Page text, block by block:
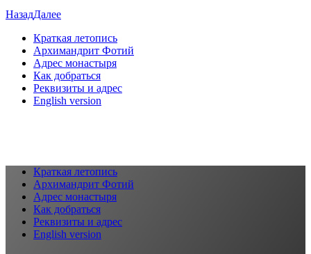
НазадДалее
Краткая летопись
Архимандрит Фотий
Адрес монастыря
Как добраться
Реквизиты и адрес
English version
Краткая летопись
Архимандрит Фотий
Адрес монастыря
Как добраться
Реквизиты и адрес
English version